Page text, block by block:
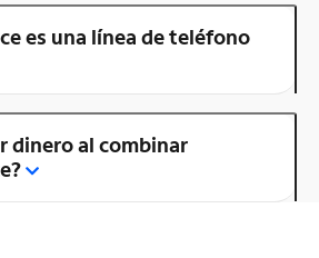
es una línea de teléfono
dinero al combinar